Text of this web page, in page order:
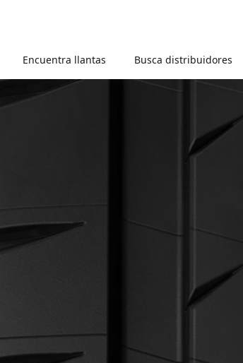
Encuentra llantas Busca distribuidores